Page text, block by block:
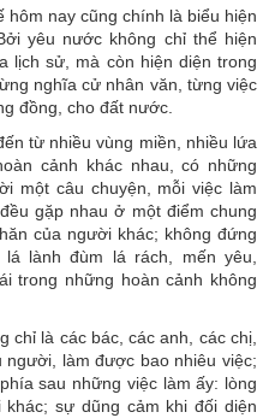
hôm nay cũng chính là biểu hiện
yêu nước không chỉ thể hiện
lịch sử, mà còn hiện diện trong
nghĩa cử nhân văn, từng việc
đồng, cho đất nước.
từ nhiều vùng miền, nhiều lứa
cảnh khác nhau, có những
một câu chuyện, mỗi việc làm
gặp nhau ở một điểm chung
của người khác; không đứng
lành đùm lá rách, mến yêu,
trong những hoàn cảnh không
chỉ là các bác, các anh, các chị,
làm được bao nhiêu việc;
sau những việc làm ấy: lòng
sự dũng cảm khi đối diện